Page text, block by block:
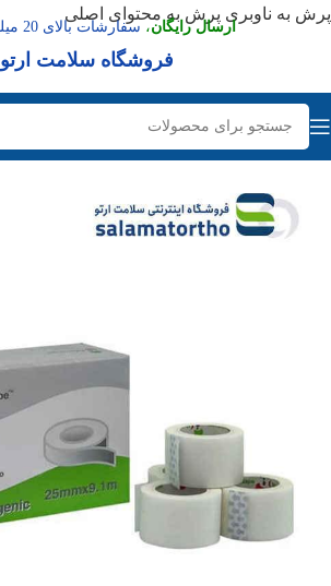
پرش به ناوبری پرش به محتوای اصلی
ارسال رایگان، سفارشات بالای 20 میلیون تومان
فروشگاه سلامت ارتو